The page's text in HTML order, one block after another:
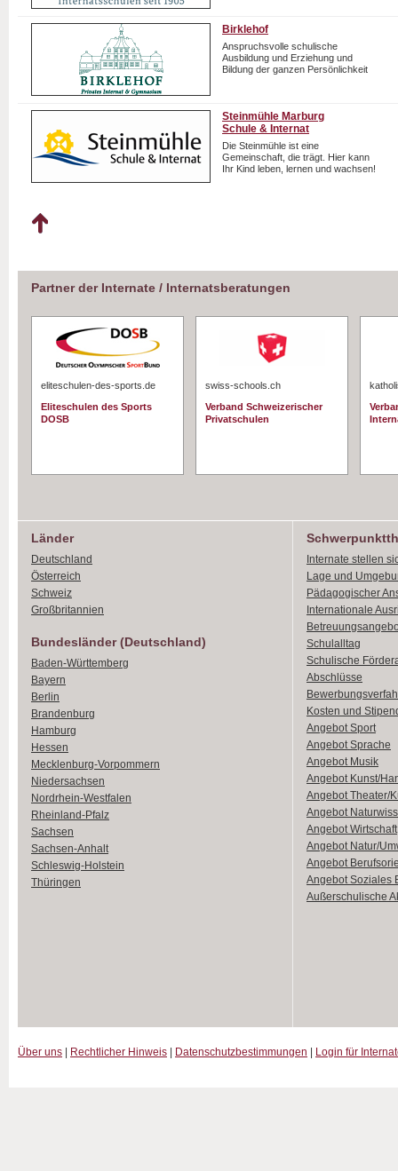
Birklehof
Anspruchsvolle schulische
Ausbildung und Erziehung und
Bildung der ganzen Persönlichkeit
Steinmühle Marburg
Schule & Internat
Die Steinmühle ist eine
Gemeinschaft, die trägt. Hier kann
Ihr Kind leben, lernen und wachsen!
Partner der Internate / Internatsberatungen
eliteschulen-des-sports.de
Eliteschulen des Sports
DOSB
swiss-schools.ch
Verband Schweizerischer
Privatschulen
Länder
Deutschland
Österreich
Schweiz
Großbritannien
Bundesländer (Deutschland)
Baden-Württemberg
Bayern
Berlin
Brandenburg
Hamburg
Hessen
Mecklenburg-Vorpommern
Niedersachsen
Nordrhein-Westfalen
Rheinland-Pfalz
Sachsen
Sachsen-Anhalt
Schleswig-Holstein
Thüringen
Internate stellen
Lage und
Pädagogischer
Internationale
Schulalltag
Schulische
Abschlüsse
Kosten und
Angebot Sport
Angebot Sprache
Angebot Musik
Angebot Kunst/
Angebot Theater/
Angebot
Angebot Wirtschaft
Angebot Natur/
Angebot
Angebot Soziales
Außerschulische
Über uns Rechtlicher Hinweis Datenschutzbestimmungen Login für